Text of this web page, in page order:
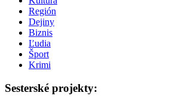
Región
Dejiny
Biznis
Ľudia
Šport
Krimi
Sesterské projekty: